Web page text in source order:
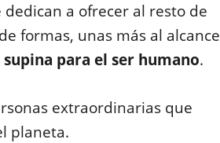
dedican a ofrecer al resto de
formas, unas más al alcance
para el ser humano.
extraordinarias que
planeta.